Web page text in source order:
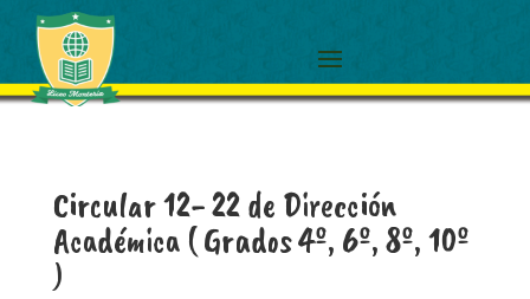
Circular 12- 22 de Dirección
Académica ( Grados 4º, 6º, 8º, 10º
)